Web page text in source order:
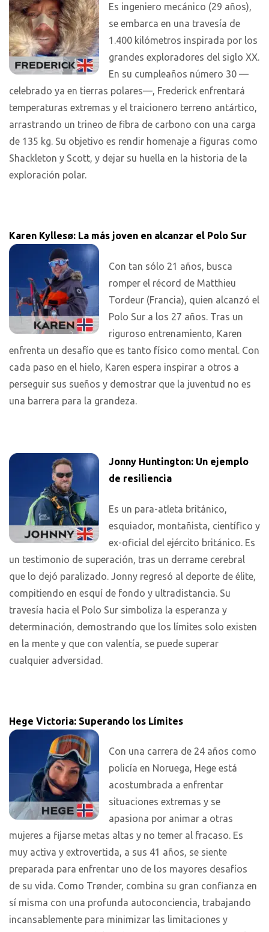
Es ingeniero mecánico (29 años),
se embarca en una travesía de
1.400 kilómetros inspirada por los
grandes exploradores del siglo XX.
En su cumpleaños número 30 —
celebrado ya en tierras polares—, Frederick enfrentará
temperaturas extremas y el traicionero terreno antártico,
arrastrando un trineo de fibra de carbono con una carga
de 135 kg. Su objetivo es rendir homenaje a figuras como
Shackleton y Scott, y dejar su huella en la historia de la
exploración polar.
Karen Kyllesø: La más joven en alcanzar el Polo Sur
Con tan sólo 21 años, busca
romper el récord de Matthieu
Tordeur (Francia), quien alcanzó el
Polo Sur a los 27 años. Tras un
riguroso entrenamiento, Karen
enfrenta un desafío que es tanto físico como mental. Con
cada paso en el hielo, Karen espera inspirar a otros a
perseguir sus sueños y demostrar que la juventud no es
una barrera para la grandeza.
Jonny Huntington: Un ejemplo
de resiliencia
Es un para-atleta británico,
esquiador, montañista, científico y
ex-oficial del ejército británico. Es
un testimonio de superación, tras un derrame cerebral
que lo dejó paralizado. Jonny regresó al deporte de élite,
compitiendo en esquí de fondo y ultradistancia. Su
travesía hacia el Polo Sur simboliza la esperanza y
determinación, demostrando que los límites solo existen
en la mente y que con valentía, se puede superar
cualquier adversidad.
Hege Victoria: Superando los Límites
Con una carrera de 24 años como
policía en Noruega, Hege está
acostumbrada a enfrentar
situaciones extremas y se
apasiona por animar a otras
mujeres a fijarse metas altas y no temer al fracaso. Es
muy activa y extrovertida, a sus 41 años, se siente
preparada para enfrentar uno de los mayores desafíos
de su vida. Como Trønder, combina su gran confianza en
sí misma con una profunda autoconciencia, trabajando
incansablemente para minimizar las limitaciones y